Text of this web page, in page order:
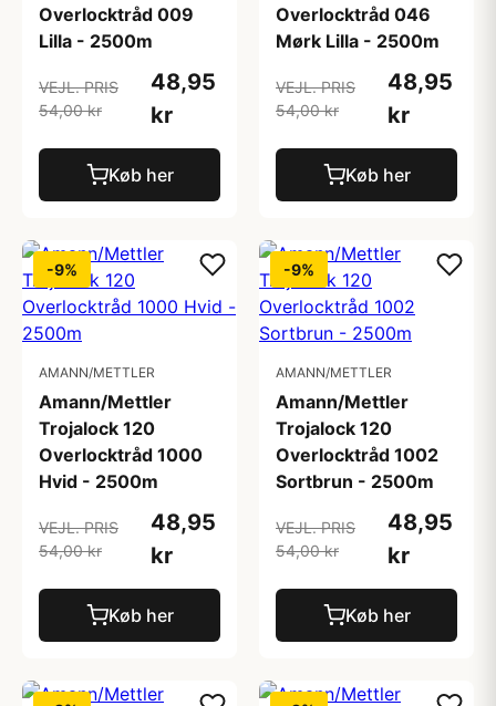
Overlocktråd 009
Lilla - 2500m
VEJL. PRIS
54,00 kr
48,95
kr
Køb her
Overlocktråd 046
Mørk Lilla - 2500m
VEJL. PRIS
54,00 kr
48,95
kr
Køb her
-9%
AMANN/METTLER
Amann/Mettler
Trojalock 120
Overlocktråd 1000
Hvid - 2500m
VEJL. PRIS
54,00 kr
48,95
kr
Køb her
-9%
AMANN/METTLER
Amann/Mettler
Trojalock 120
Overlocktråd 1002
Sortbrun - 2500m
VEJL. PRIS
54,00 kr
48,95
kr
Køb her